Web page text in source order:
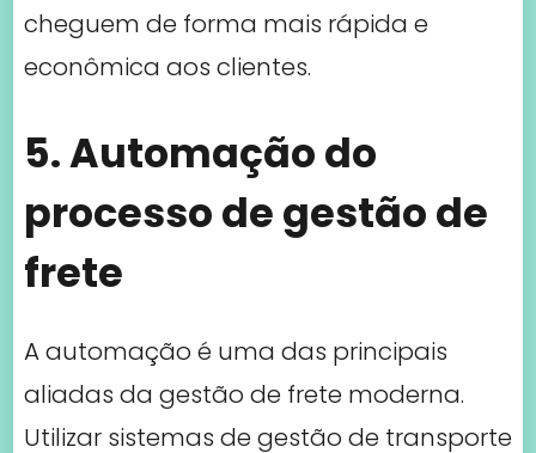
cheguem de forma mais rápida e
econômica aos clientes.
5. Automação do
processo de gestão de
frete
A automação é uma das principais
aliadas da gestão de frete moderna.
Utilizar sistemas de gestão de transporte